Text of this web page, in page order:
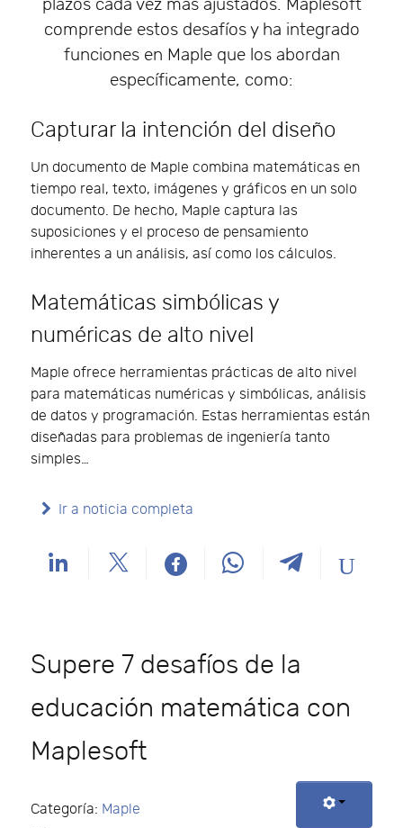
plazos cada vez más ajustados. Maplesoft
comprende estos desafíos y ha integrado
funciones en Maple que los abordan
específicamente, como:
Capturar la intención del diseño
Un documento de Maple combina matemáticas en
tiempo real, texto, imágenes y gráficos en un solo
documento. De hecho, Maple captura las
suposiciones y el proceso de pensamiento
inherentes a un análisis, así como los cálculos.
Matemáticas simbólicas y
numéricas de alto nivel
Maple ofrece herramientas prácticas de alto nivel
para matemáticas numéricas y simbólicas, análisis
de datos y programación. Estas herramientas están
diseñadas para problemas de ingeniería tanto
simples…
Ir a noticia completa
Supere 7 desafíos de la
educación matemática con
Maplesoft
Categoría: Maple